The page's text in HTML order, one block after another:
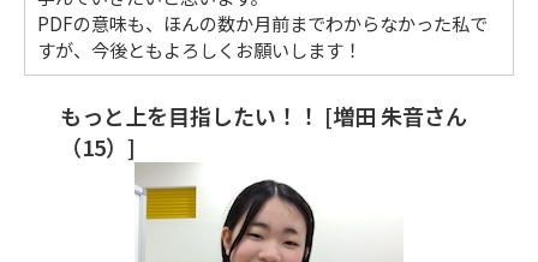
PDFの意味も、ほんの数か月前までわからなかった私で
すが、今後ともよろしくお願いします！
もっと上を目指したい！！ [増田 朱音さん
（15）]